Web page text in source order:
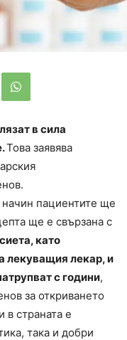
в сила
Това заявява
пациентите ще
ще е свързана с
като
лекуващия лекар, и
с години,
за откриването
в страната е
така и добри